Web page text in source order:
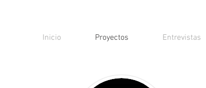
Inicio Proyectos Entrevistas